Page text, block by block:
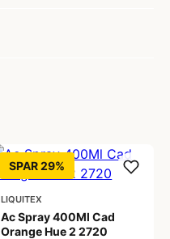
SPAR 29%
LIQUITEX
Ac Spray 400Ml Cad
Orange Hue 2 2720